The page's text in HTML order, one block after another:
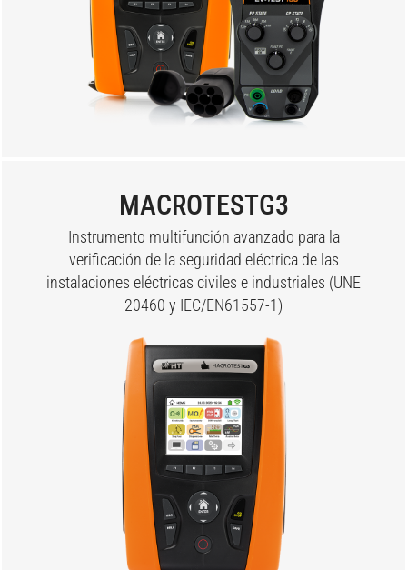
MACROTESTG3
Instrumento multifunción avanzado para la
verificación de la seguridad eléctrica de las
instalaciones eléctricas civiles e industriales (UNE
20460 y IEC/EN61557-1)